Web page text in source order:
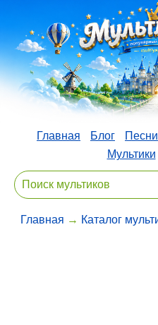
Главная Блог Песни
Мультики
Главная → Каталог